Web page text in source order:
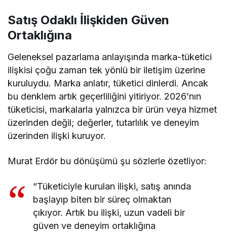
Satış Odaklı İlişkiden Güven
Ortaklığına
Geleneksel pazarlama anlayışında marka-tüketici
ilişkisi çoğu zaman tek yönlü bir iletişim üzerine
kuruluydu. Marka anlatır, tüketici dinlerdi. Ancak
bu denklem artık geçerliliğini yitiriyor. 2026’nın
tüketicisi, markalarla yalnızca bir ürün veya hizmet
üzerinden değil; değerler, tutarlılık ve deneyim
üzerinden ilişki kuruyor.
Murat Erdör bu dönüşümü şu sözlerle özetliyor:
“Tüketiciyle kurulan ilişki, satış anında
başlayıp biten bir süreç olmaktan
çıkıyor. Artık bu ilişki, uzun vadeli bir
güven ve deneyim ortaklığına